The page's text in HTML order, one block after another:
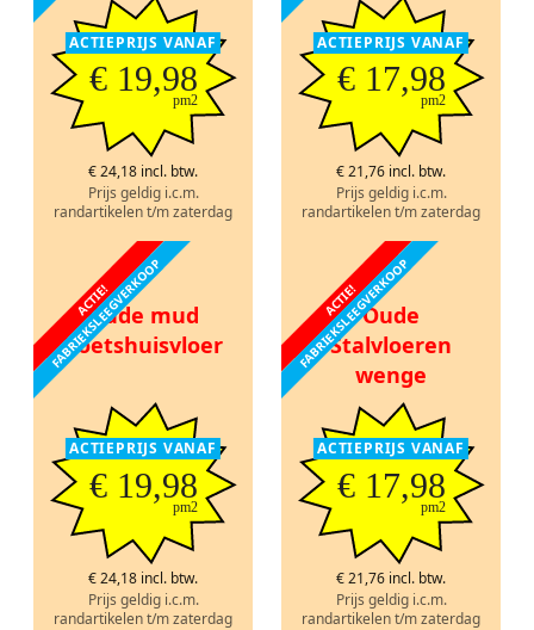
ACTIEPRIJS VANAF
€ 19,98
pm2
€ 24,18 incl. btw.
Prijs geldig i.c.m.
randartikelen t/m zaterdag
ACTIEPRIJS VANAF
€ 17,98
pm2
€ 21,76 incl. btw.
Prijs geldig i.c.m.
randartikelen t/m zaterdag
ACTIE!
FABRIEKSLEEGVERKOOP
Oude mud
Koetshuisvloer
ACTIEPRIJS VANAF
€ 19,98
pm2
€ 24,18 incl. btw.
Prijs geldig i.c.m.
randartikelen t/m zaterdag
ACTIE!
FABRIEKSLEEGVERKOOP
Oude
Stalvloeren
wenge
ACTIEPRIJS VANAF
€ 17,98
pm2
€ 21,76 incl. btw.
Prijs geldig i.c.m.
randartikelen t/m zaterdag